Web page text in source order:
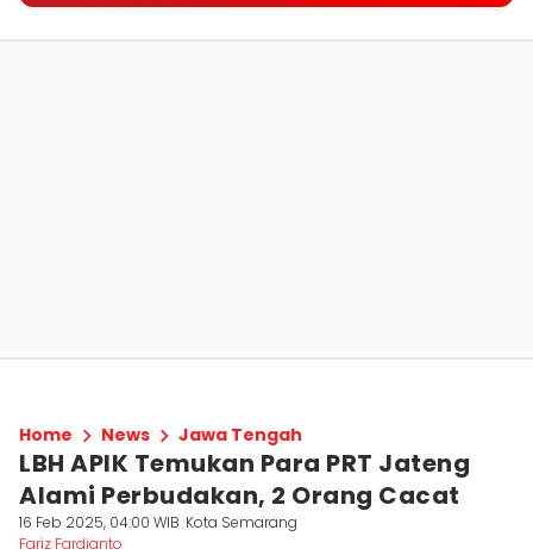
Home News Jawa Tengah
LBH APIK Temukan Para PRT Jateng
Alami Perbudakan, 2 Orang Cacat
16 Feb 2025, 04:00 WIB Kota Semarang
Fariz Fardianto